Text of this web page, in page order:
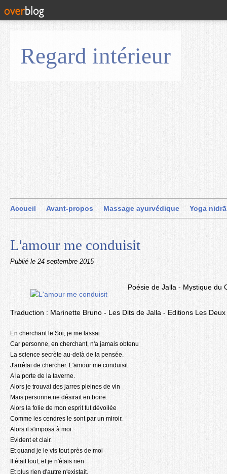
Regard intérieur
Accueil Avant-propos Massage ayurvédique Yoga nidrā
L'amour me conduisit
Publié le 24 septembre 2015
Poésie de Jalla - Mystique du
Traduction : Marinette Bruno - Les Dits de Jalla - Editions Les
En cherchant le Soi, je me lassai
Car personne, en cherchant, n'a jamais obtenu
La science secrète au-delà de la pensée.
J'arrêtai de chercher. L'amour me conduisit
A la porte de la taverne.
Alors je trouvai des jarres pleines de vin
Mais personne ne désirait en boire.
Alors la folie de mon esprit fut dévoilée
Comme les cendres le sont par un miroir.
Alors il s'imposa à moi
Evident et clair.
Et quand je le vis tout près de moi
Il était tout, et je n'étais rien
Et plus rien d'autre n'existait.